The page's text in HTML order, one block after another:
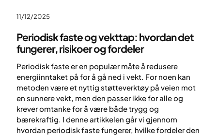
11/12/2025
Periodisk faste og vekttap: hvordan det
fungerer, risikoer og fordeler
Periodisk faste er en populær måte å redusere
energiinntaket på for å gå ned i vekt. For noen kan
metoden være et nyttig støtteverktøy på veien mot
en sunnere vekt, men den passer ikke for alle og
krever omtanke for å være både trygg og
bærekraftig. I denne artikkelen går vi gjennom
hvordan periodisk faste fungerer, hvilke fordeler den